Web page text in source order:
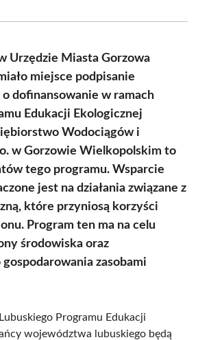
Urzędzie Miasta Gorzowa
miejsce podpisanie
dofinansowanie w ramach
Edukacji Ekologicznej
Wodociągów i
w Gorzowie Wielkopolskim to
tego programu. Wsparcie
jest na działania związane z
które przyniosą korzyści
Program ten ma na celu
środowiska oraz
zasobami
Programu Edukacji
województwa lubuskiego będą